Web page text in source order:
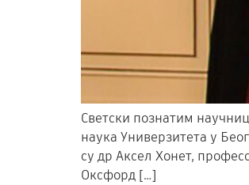
Светски познатим
наука Универзитета у
су др Аксел Хонет,
Оксфорд […]